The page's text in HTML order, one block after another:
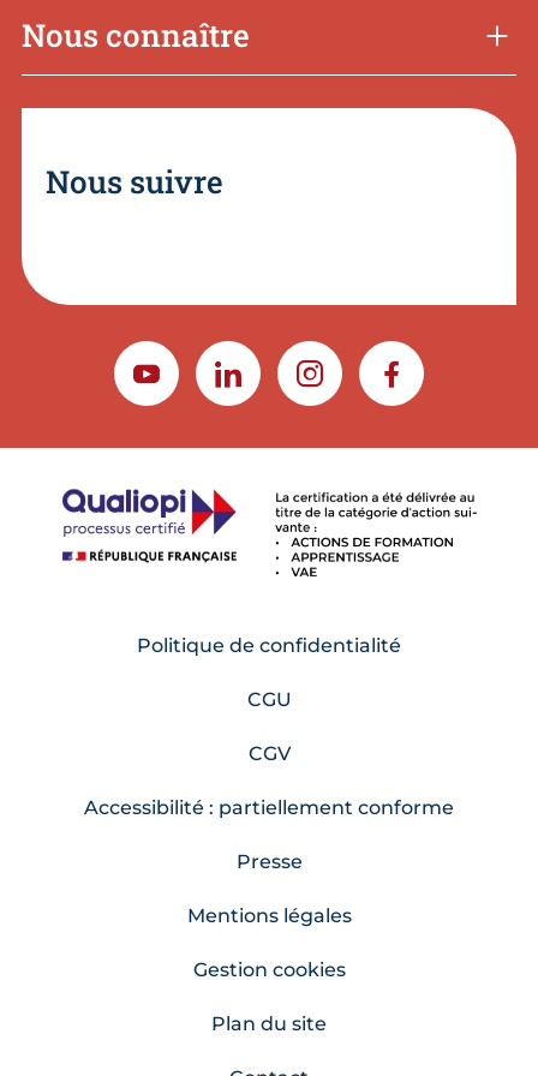
Nous connaître
Nous suivre
YOUTUBELINKEDININSTAGRAMFACEBOOK
Politique de confidentialité
CGU
CGV
Accessibilité : partiellement conforme
Presse
Mentions légales
Gestion cookies
Plan du site